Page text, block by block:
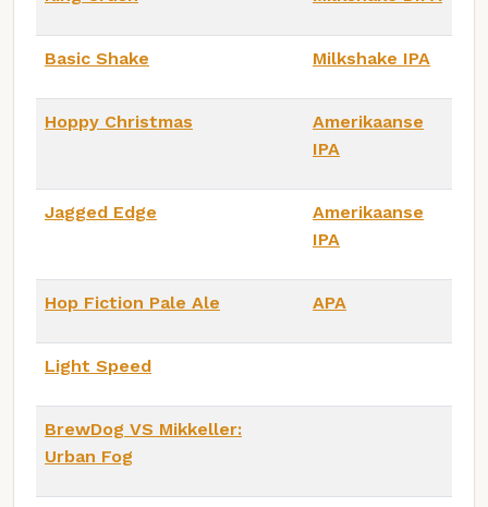
Basic Shake Milkshake IPA
Hoppy Christmas
Amerikaanse
IPA
Jagged Edge
Amerikaanse
IPA
Hop Fiction Pale Ale APA
Light Speed
BrewDog VS Mikkeller:
Urban Fog